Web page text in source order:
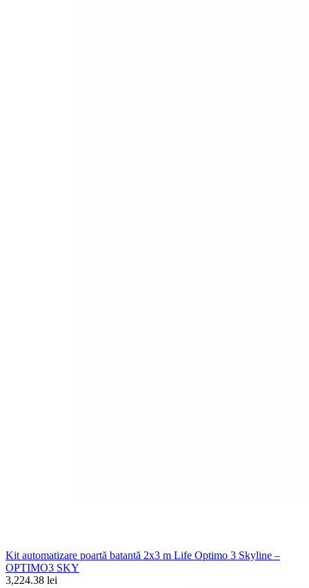
Kit automatizare poartă batantă 2x3 m Life Optimo 3 Skyline –
OPTIMO3 SKY
3,224.38 lei